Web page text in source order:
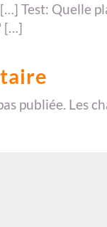
Test: Quelle
[…]
publiée. Les